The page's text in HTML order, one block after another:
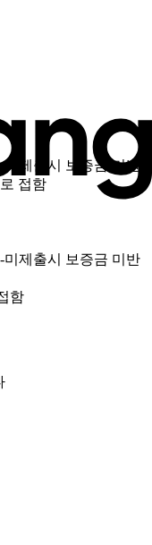
미제출시 보증금 미반
접함
제출시 보증금 미반
함